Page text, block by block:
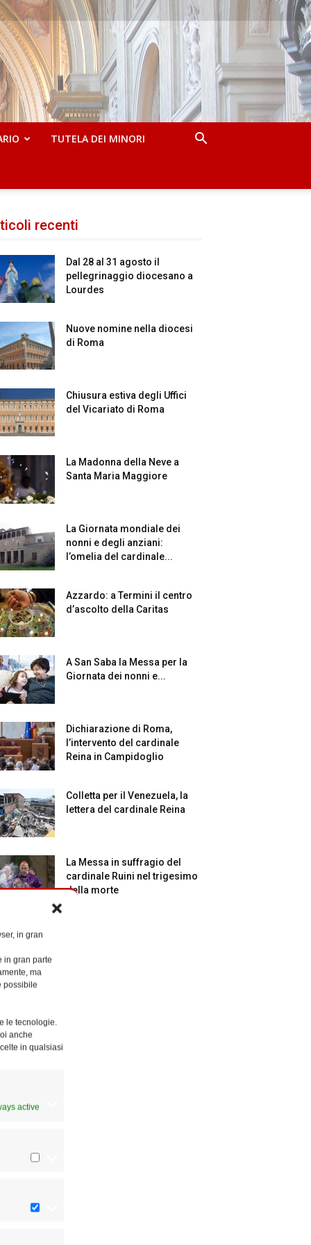
in gran
in gran parte
ma
possibile
le tecnologie.
anche
in qualsiasi
active
TUTELA DEI MINORI
recenti
Dal 28 al 31 agosto il
pellegrinaggio diocesano a
Lourdes
Nuove nomine nella diocesi
di Roma
Chiusura estiva degli Uffici
del Vicariato di Roma
La Madonna della Neve a
Santa Maria Maggiore
La Giornata mondiale dei
nonni e degli anziani:
l’omelia del cardinale...
Azzardo: a Termini il centro
d’ascolto della Caritas
A San Saba la Messa per la
Giornata dei nonni e...
Dichiarazione di Roma,
l’intervento del cardinale
Reina in Campidoglio
Colletta per il Venezuela, la
lettera del cardinale Reina
La Messa in suffragio del
cardinale Ruini nel trigesimo
della morte